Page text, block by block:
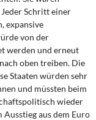
Schritt einer
expansive
von der
werden und erneut
oben treiben. Die
Staaten würden sehr
und müssten beim
wieder
Ausstieg aus dem Euro